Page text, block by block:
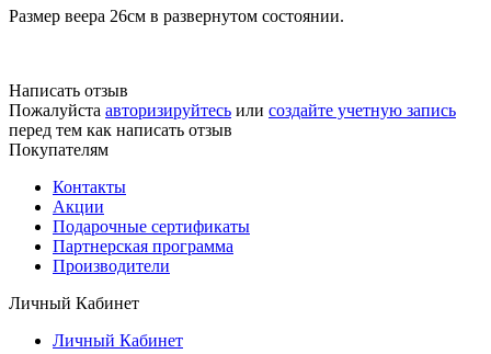
Размер веера 26см в развернутом состоянии.
Написать отзыв
Пожалуйста авторизируйтесь или создайте учетную запись
перед тем как написать отзыв
Покупателям
Контакты
Акции
Подарочные сертификаты
Партнерская программа
Производители
Личный Кабинет
Личный Кабинет